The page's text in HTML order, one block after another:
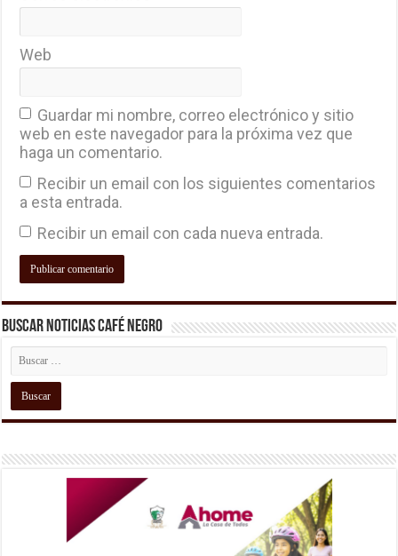
Web
Guardar mi nombre, correo electrónico y sitio
web en este navegador para la próxima vez que
haga un comentario.
Recibir un email con los siguientes comentarios
a esta entrada.
Recibir un email con cada nueva entrada.
Buscar Noticias Café Negro